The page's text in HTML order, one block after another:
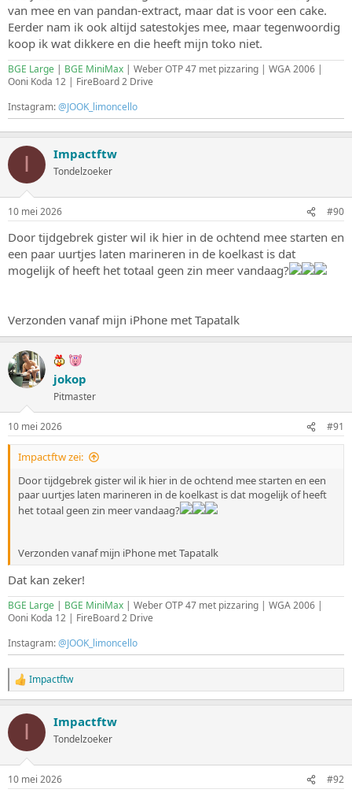
van mee en van pandan-extract, maar dat is voor een cake.
Eerder nam ik ook altijd satestokjes mee, maar tegenwoordig
koop ik wat dikkere en die heeft mijn toko niet.
BGE Large | BGE MiniMax | Weber OTP 47 met pizzaring | WGA 2006 |
Ooni Koda 12 | FireBoard 2 Drive
Instagram:@JOOK_limoncello
I Impactftw
Tondelzoeker
10 mei 2026 #90
Door tijdgebrek gister wil ik hier in de ochtend mee starten en
een paar uurtjes laten marineren in de koelkast is dat
mogelijk of heeft het totaal geen zin meer vandaag?
Verzonden vanaf mijn iPhone met Tapatalk
jokop
Pitmaster
10 mei 2026 #91
Impactftw zei:
Door tijdgebrek gister wil ik hier in de ochtend mee starten en een
paar uurtjes laten marineren in de koelkast is dat mogelijk of heeft
het totaal geen zin meer vandaag?
Verzonden vanaf mijn iPhone met Tapatalk
Dat kan zeker!
BGE Large | BGE MiniMax | Weber OTP 47 met pizzaring | WGA 2006 |
Ooni Koda 12 | FireBoard 2 Drive
Instagram:@JOOK_limoncello
W
a
r
e
i
n
Impactftw
I Impactftw
Tondelzoeker
10 mei 2026 #92